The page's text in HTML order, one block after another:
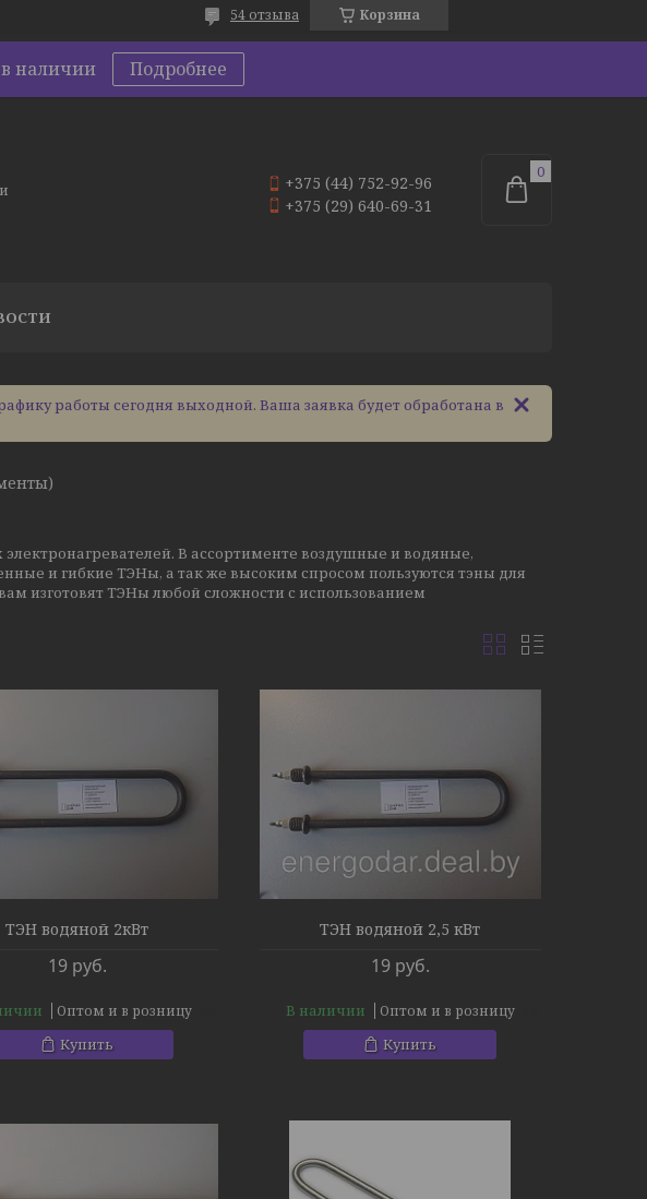
Корзина
54 отзыва
наличии Подробнее
+375 (44) 752-92-96
+375 (29) 640-69-31
работы сегодня выходной. Ваша заявка будет обработана в
В ассортименте воздушные и водяные,
и гибкие ТЭНы, а так же высоким спросом пользуются тэны для
изготовят ТЭНы любой сложности с использованием
ТЭН водяной 2кВт
19 руб.
Оптом и в розницу
Купить
ТЭН водяной 2,5 кВт
19 руб.
В наличии Оптом и в розницу
Купить